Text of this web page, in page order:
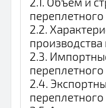
переплетного
2.2.
2.3.
переплетного
2.4.
переплетного